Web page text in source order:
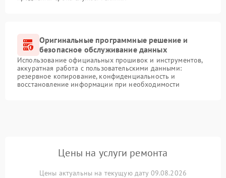
Оригинальные программные решение и
безопасное обслуживание данных
Использование официальных прошивок и инструментов,
аккуратная работа с пользовательскими данными:
резервное копирование, конфиденциальность и
восстановление информации при необходимости
Цены на услуги ремонта
Цены актуальны на текущую дату 09.08.2026